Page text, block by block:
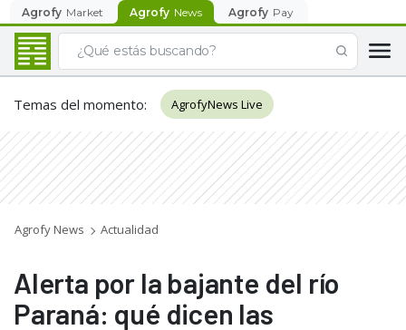
Agrofy Market Agrofy News Agrofy Pay
Temas del momento: AgrofyNews Live
Agrofy News Actualidad
Alerta por la bajante del río
Paraná: qué dicen las